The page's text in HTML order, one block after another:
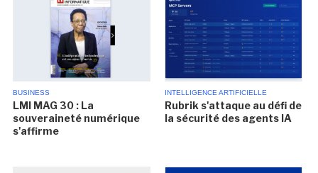
BUSINESS
LMI MAG 30 : La
souveraineté numérique
s'affirme
INTELLIGENCE ARTIFICIELLE
Rubrik s'attaque au défi de
la sécurité des agents IA